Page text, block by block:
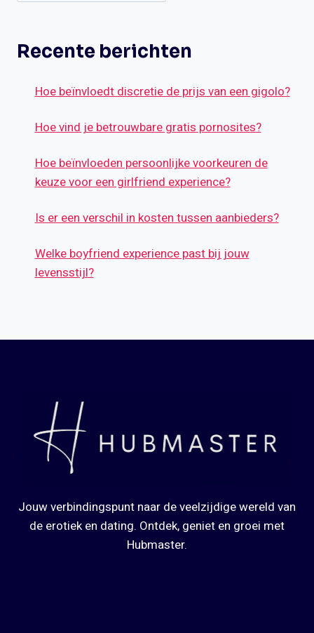
Recente berichten
Hoe beïnvloedt discretie de prijs van een gigolo?
Hoe vind je betrouwbare gratis pornosites?
Hoe beïnvloeden persoonlijke voorkeuren de
keuze voor een girlfriend experience?
Is er een verschil in kosten tussen aanbieders?
Welke boyfriend experience past bij jouw
levensstijl?
Jouw verbindingspunt naar de veelzijdige wereld van
de erotiek en dating. Ontdek, geniet en groei met
Hubmaster.